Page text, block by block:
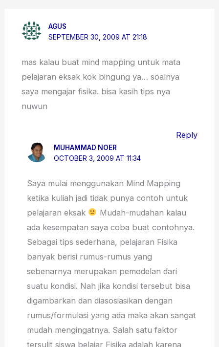
AGUS
SEPTEMBER 30, 2009 AT 21:18
mas kalau buat mind mapping untuk mata
pelajaran eksak kok bingung ya… soalnya
saya mengajar fisika. bisa kasih tips nya
nuwun
Reply
MUHAMMAD NOER
OCTOBER 3, 2009 AT 11:34
Saya mulai menggunakan Mind Mapping
ketika kuliah jadi tidak punya contoh untuk
pelajaran eksak
Mudah-mudahan kalau
ada kesempatan saya coba buat contohnya.
Sebagai tips sederhana, pelajaran Fisika
banyak berisi rumus-rumus yang
sebenarnya merupakan pemodelan dari
suatu kondisi. Nah jika kondisi tersebut bisa
digambarkan dan diasosiasikan dengan
rumus/formulasi yang ada maka akan sangat
mudah mengingatnya. Salah satu faktor
tersulit siswa belajar Fisika adalah karena